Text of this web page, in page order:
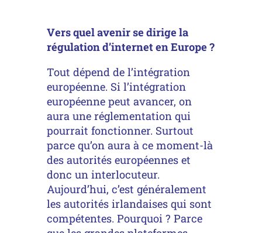
Vers quel avenir se dirige la
régulation d’internet en Europe ?
Tout dépend de l’intégration
européenne. Si l’intégration
européenne peut avancer, on
aura une réglementation qui
pourrait fonctionner. Surtout
parce qu’on aura à ce moment-là
des autorités européennes et
donc un interlocuteur.
Aujourd’hui, c’est généralement
les autorités irlandaises qui sont
compétentes. Pourquoi ? Parce